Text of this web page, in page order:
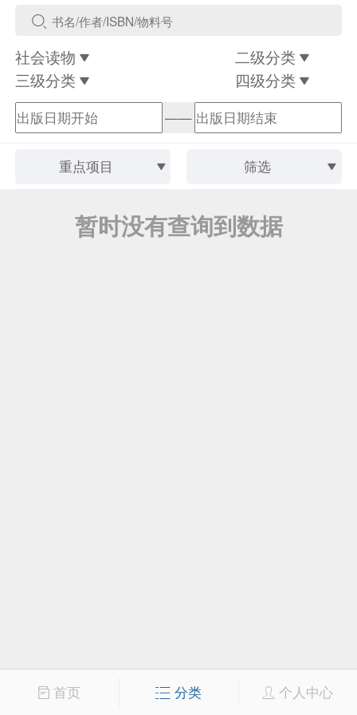
社会读物
二级分类
三级分类
四级分类
——
重点项目 筛选
暂时没有查询到数据
首页 分类 个人中心